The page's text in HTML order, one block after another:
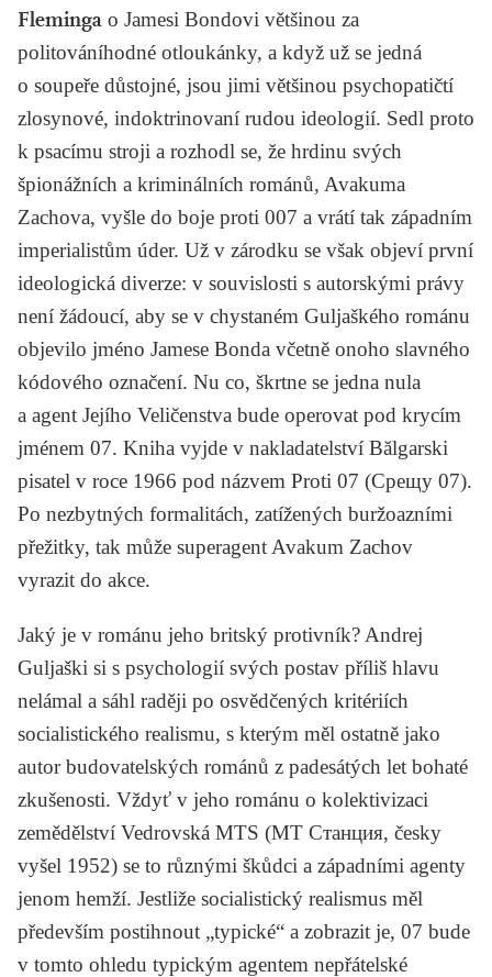
Fleminga o Jamesi Bondovi většinou za
politováníhodné otloukánky, a když už se jedná
o soupeře důstojné, jsou jimi většinou psychopatičtí
zlosynové, indoktrinovaní rudou ideologií. Sedl proto
k psacímu stroji a rozhodl se, že hrdinu svých
špionážních a kriminálních románů, Avakuma
Zachova, vyšle do boje proti 007 а vrátí tak západním
imperialistům úder. Už v zárodku se však objeví první
ideologická diverze: v souvislosti s autorskými právy
není žádoucí, aby se v chystaném Guljaškého románu
objevilo jméno Jamese Bonda včetně onoho slavného
kódového označení. Nu co, škrtne se jedna nula
a agent Jejího Veličenstva bude operovat pod krycím
jménem 07. Kniha vyjde v nakladatelství Bălgarski
pisatel v roce 1966 pod názvem Proti 07 (Срещу 07).
Po nezbytných formalitách, zatížených buržoazními
přežitky, tak může superagent Avakum Zachov
vyrazit do akce.
Jaký je v románu jeho britský protivník? Andrej
Guljaški si s psychologií svých postav příliš hlavu
nelámal a sáhl raději po osvědčených kritériích
socialistického realismu, s kterým měl ostatně jako
autor budovatelských románů z padesátých let bohaté
zkušenosti. Vždyť v jeho románu o kolektivizaci
zemědělství Vedrovská MTS (МТ Станция, česky
vyšel 1952) se to různými škůdci a západními agenty
jenom hemží. Jestliže socialistický realismus měl
především postihnout „typické“ a zobrazit je, 07 bude
v tomto ohledu typickým agentem nepřátelské